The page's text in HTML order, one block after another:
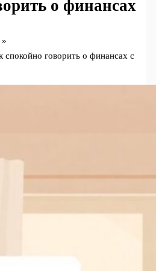
о финансах
спокойно говорить о финансах с